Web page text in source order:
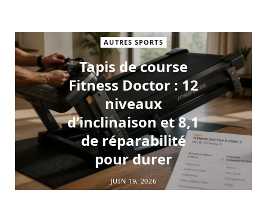
AUTRES SPORTS
Tapis de course
Fitness Doctor : 12
niveaux
d’inclinaison et 8,1
de réparabilité
pour durer
JUIN 19, 2026